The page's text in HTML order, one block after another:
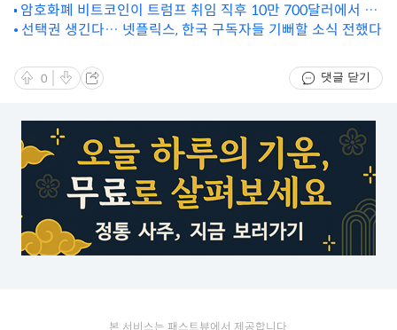
나왔다
암호화폐 비트코인이 트럼프 취임 직후 10만 700달러에서 10
만 5000달러로 급등한 이유
선택권 생긴다… 넷플릭스, 한국 구독자들 기뻐할 소식 전했다
0 댓글 닫기
본 서비스는 패스트뷰에서 제공합니다.